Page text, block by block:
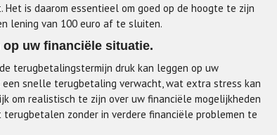
is daarom essentieel om goed op de hoogte te zijn
lening van 100 euro af te sluiten.
uw financiële situatie.
terugbetalingstermijn druk kan leggen op uw
snelle terugbetaling verwacht, wat extra stress kan
om realistisch te zijn over uw financiële mogelijkheden
zonder in verdere financiële problemen te